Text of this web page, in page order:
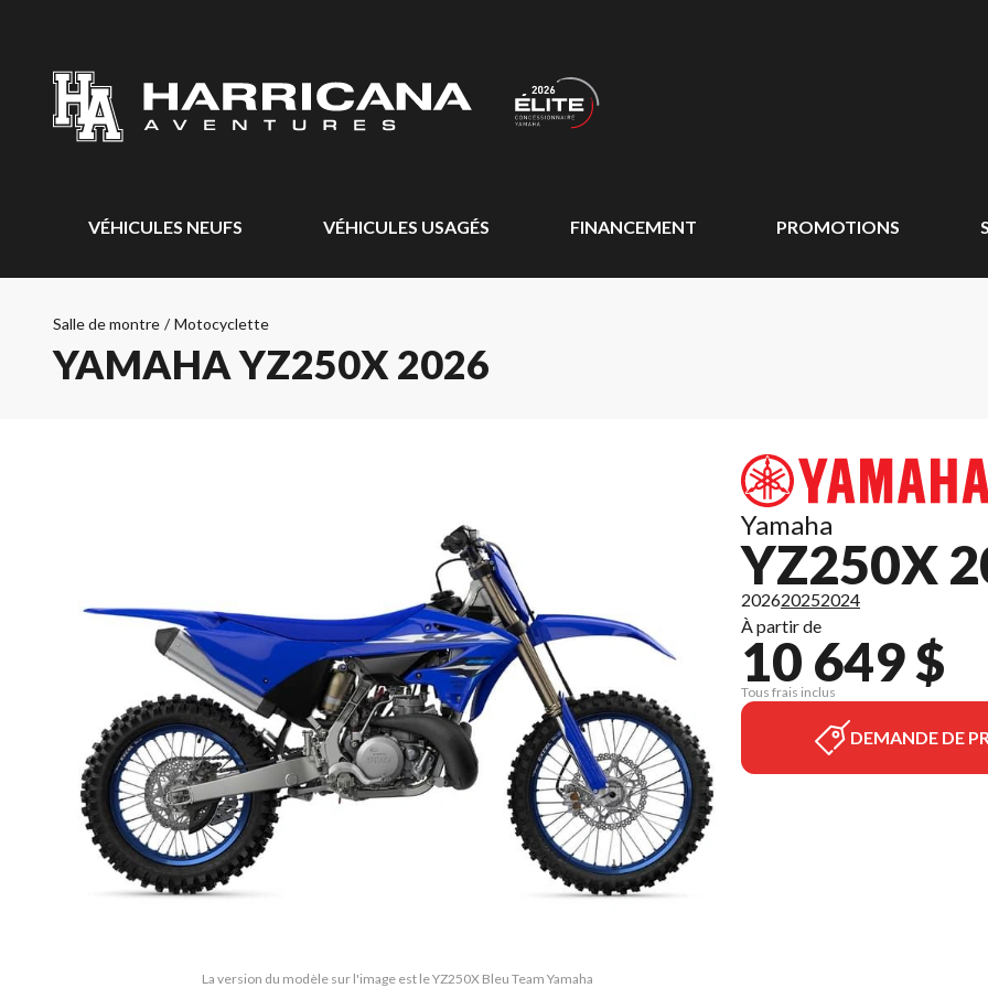
VÉHICULES NEUFS VÉHICULES USAGÉS FINANCEMENT PROMOTIONS
Salle de montre / Motocyclette
YAMAHA YZ250X 2026
La version du modèle sur l'image est le YZ250X Bleu Team Yamaha
Yamaha
YZ250X
202620252024
À partir de
10 649 $
Tous frais inclus
DEMANDE DE